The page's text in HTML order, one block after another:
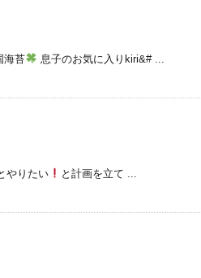
海苔 息子のお気に入りkiri&# ...
やりたい と計画を立て ...